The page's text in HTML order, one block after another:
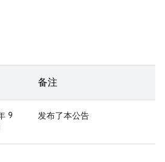
备注
9
发布了本公告